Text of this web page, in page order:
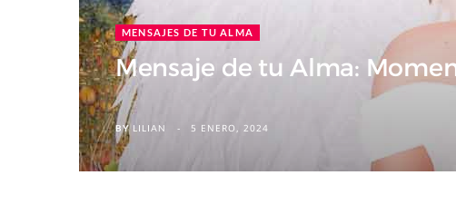
MENSAJES DE TU ALMA
Mensaje de tu Alma:
BY LILIAN 5 ENERO, 2024